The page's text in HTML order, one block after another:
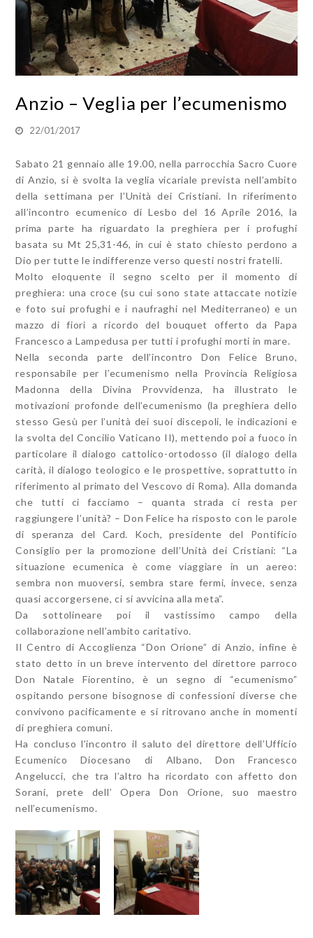
Anzio – Veglia per l’ecumenismo
22/01/2017
Sabato 21 gennaio alle 19.00, nella parrocchia Sacro Cuore
di Anzio, si è svolta la veglia vicariale prevista nell’ambito
della settimana per l’Unità dei Cristiani. In riferimento
all’incontro ecumenico di Lesbo del 16 Aprile 2016, la
prima parte ha riguardato la preghiera per i profughi
basata su Mt 25,31-46, in cui è stato chiesto perdono a
Dio per tutte le indifferenze verso questi nostri fratelli.
Molto eloquente il segno scelto per il momento di
preghiera: una croce (su cui sono state attaccate notizie
e foto sui profughi e i naufraghi nel Mediterraneo) e un
mazzo di fiori a ricordo del bouquet offerto da Papa
Francesco a Lampedusa per tutti i profughi morti in mare.
Nella seconda parte dell’incontro Don Felice Bruno,
responsabile per l’ecumenismo nella Provincia Religiosa
Madonna della Divina Provvidenza, ha illustrato le
motivazioni profonde dell’ecumenismo (la preghiera dello
stesso Gesù per l’unità dei suoi discepoli, le indicazioni e
la svolta del Concilio Vaticano II), mettendo poi a fuoco in
particolare il dialogo cattolico-ortodosso (il dialogo della
carità, il dialogo teologico e le prospettive, soprattutto in
riferimento al primato del Vescovo di Roma). Alla domanda
che tutti ci facciamo – quanta strada ci resta per
raggiungere l’unità? – Don Felice ha risposto con le parole
di speranza del Card. Koch, presidente del Pontificio
Consiglio per la promozione dell’Unità dei Cristiani: “La
situazione ecumenica è come viaggiare in un aereo:
sembra non muoversi, sembra stare fermi, invece, senza
quasi accorgersene, ci si avvicina alla meta”.
Da sottolineare poi il vastissimo campo della
collaborazione nell’ambito caritativo.
Il Centro di Accoglienza “Don Orione” di Anzio, infine è
stato detto in un breve intervento del direttore parroco
Don Natale Fiorentino, è un segno di “ecumenismo”
ospitando persone bisognose di confessioni diverse che
convivono pacificamente e si ritrovano anche in momenti
di preghiera comuni.
Ha concluso l’incontro il saluto del direttore dell’Ufficio
Ecumenico Diocesano di Albano, Don Francesco
Angelucci, che tra l’altro ha ricordato con affetto don
Sorani, prete dell’ Opera Don Orione, suo maestro
nell’ecumenismo.